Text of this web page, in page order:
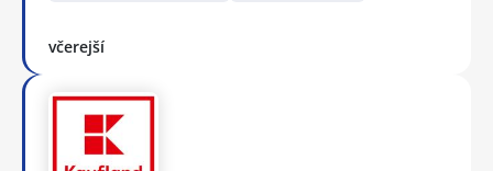
včerejší